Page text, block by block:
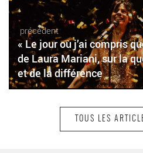
précédent
« Le jour où j’ai compris
de Laura Mariani, sur la
et de la différence
TOUS LES